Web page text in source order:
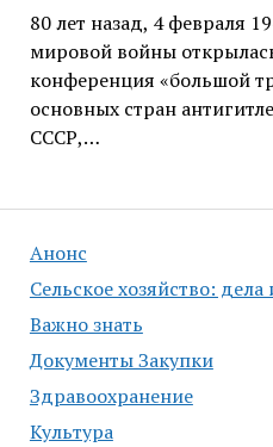
Анонс
Сельское хозяйство:
Важно знать
Документы Закупки
Здравоохранение
Культура
80 лет назад, 4 февраля
мировой войны
конференция «большой
основных стран
СССР,…